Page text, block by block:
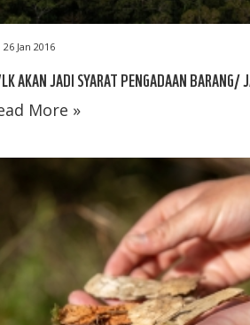
26 Jan 2016
AKAN JADI SYARAT PENGADAAN BARANG/
More »